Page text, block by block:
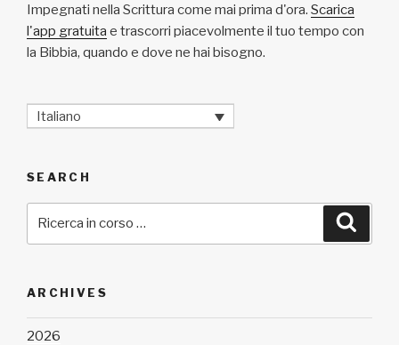
Impegnati nella Scrittura come mai prima d'ora. Scarica
l'app gratuita e trascorri piacevolmente il tuo tempo con
la Bibbia, quando e dove ne hai bisogno.
Italiano
SEARCH
ARCHIVES
2026